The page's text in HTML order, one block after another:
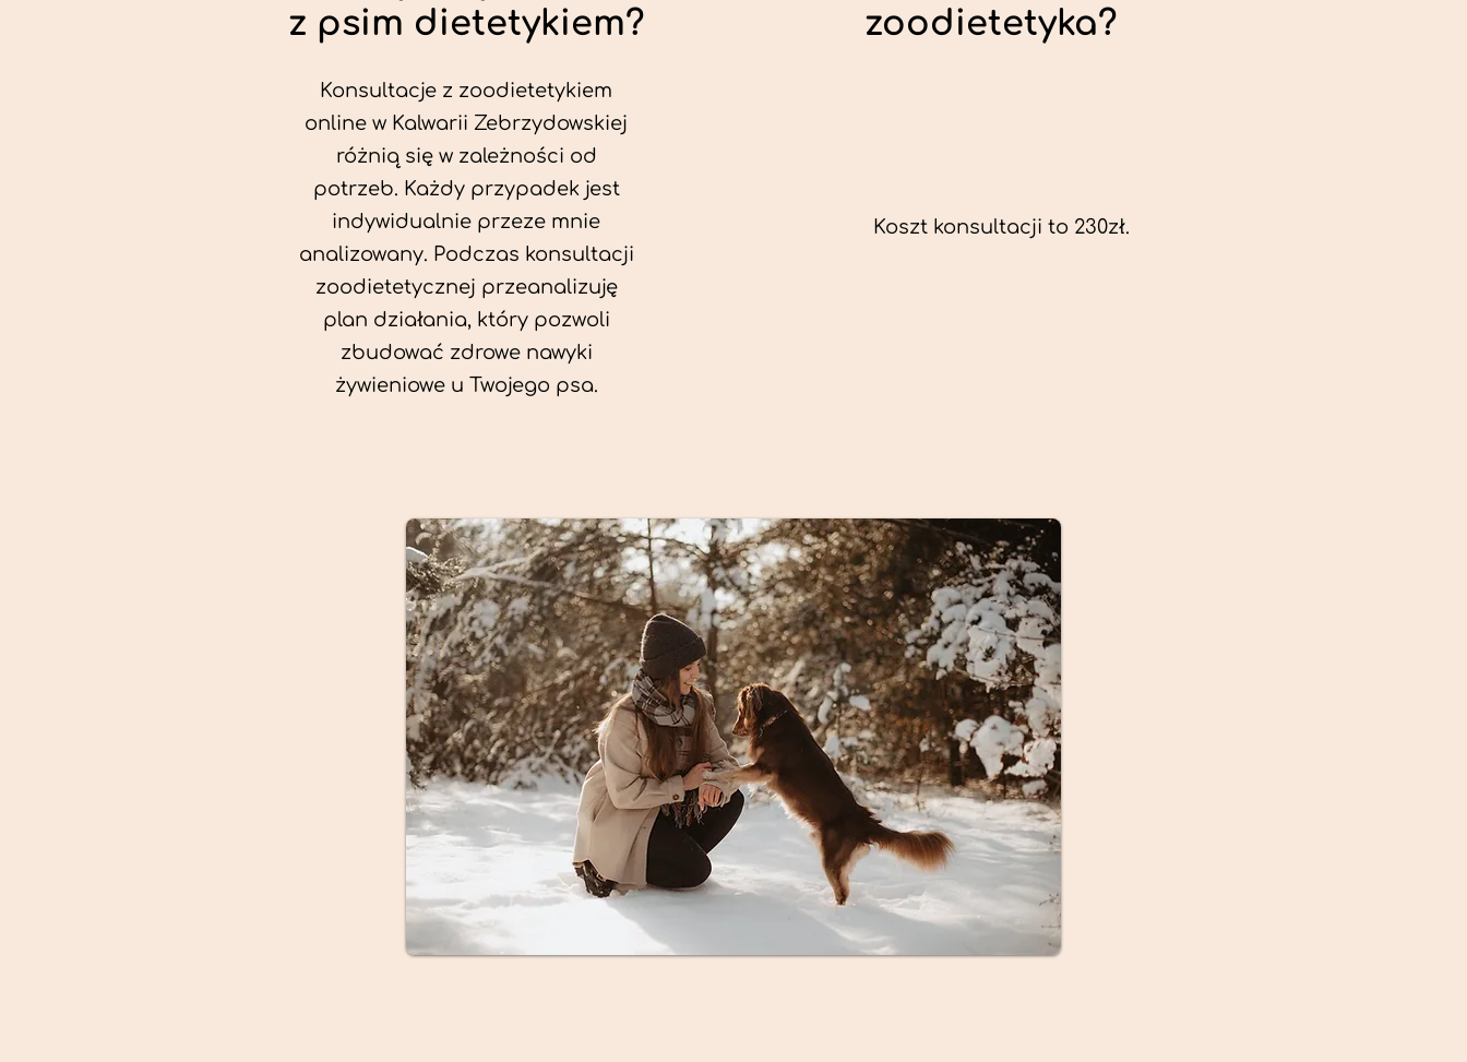
z psim dietetykiem?
Konsultacje z zoodietetykiem
online w Kalwarii Zebrzydowskiej
różnią się w zależności od
potrzeb. Każdy przypadek jest
indywidualnie przeze mnie
analizowany. Podczas konsultacji
zoodietetycznej przeanalizuję
plan działania, który pozwoli
zbudować zdrowe nawyki
żywieniowe u Twojego psa.
zoodietetyka?
Koszt konsultacji to 230zł.